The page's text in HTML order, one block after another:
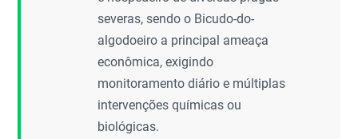
severas, sendo o Bicudo-do-
algodoeiro a principal ameaça
econômica, exigindo
monitoramento diário e múltiplas
intervenções químicas ou
biológicas.